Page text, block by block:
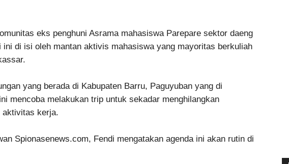
eks penghuni Asrama mahasiswa Parepare sektor daeng
di isi oleh mantan aktivis mahasiswa yang mayoritas berkuliah
yang berada di Kabupaten Barru, Paguyuban yang di
mencoba melakukan trip untuk sekadar menghilangkan
aktivitas kerja.
Spionasenews.com, Fendi mengatakan agenda ini akan rutin di